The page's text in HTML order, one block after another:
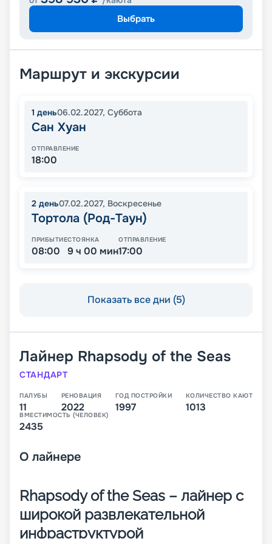
Выбрать
Маршрут и экскурсии
1 день06.02.2027, Суббота
Сан Хуан
ОТПРАВЛЕНИЕ
18:00
2 день07.02.2027, Воскресенье
Тортола (Род-Таун)
ПРИБЫТИЕ
08:00
СТОЯНКА
9 ч 00 мин
ОТПРАВЛЕНИЕ
17:00
Показать все дни (5)
Лайнер Rhapsody of the Seas
СТАНДАРТ
ПАЛУБЫ
11
РЕНОВАЦИЯ
2022
ГОД ПОСТРОЙКИ
1997
КОЛИЧЕСТВО КАЮТ
1013
ВМЕСТИМОСТЬ (ЧЕЛОВЕК)
2435
О лайнере
Rhapsody of the Seas – лайнер с
широкой развлекательной
инфраструктурой